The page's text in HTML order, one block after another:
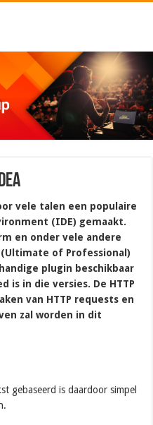
vele talen een populaire
(IDE) gemaakt.
en onder vele andere
of Professional)
plugin beschikbaar
is in die versies. De HTTP
van HTTP requests en
zal worden in dit
gebaseerd is daardoor simpel